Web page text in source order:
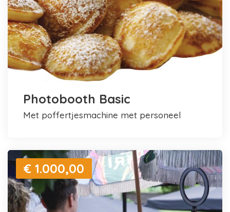
Photobooth Basic
met poffertjesmachine met personeel
€ 1.000,00